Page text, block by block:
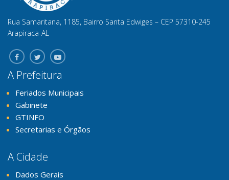
Rua Samaritana, 1185, Bairro Santa Edwiges – CEP 57310-245
Arapiraca-AL
A Prefeitura
Feriados Municipais
Gabinete
GTINFO
Secretarias e Órgãos
A Cidade
Dados Gerais